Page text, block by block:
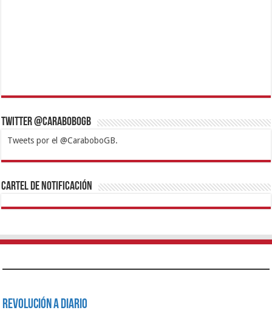
Twitter @CaraboboGB
Tweets por el @CaraboboGB.
1xbetBetturkeyBetistKralbetSupertotobetTipobetMatadorbetMariobet
https://mvbcasino.com/
Cartel de Notificación
Revolución a Diario